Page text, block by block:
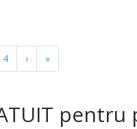
Pagina
4
Pagina
următoare
›
Ultima
pagină
»